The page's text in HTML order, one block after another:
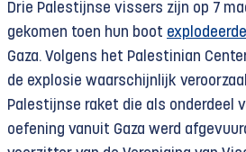
Drie Palestijnse vissers zijn op 7
gekomen toen hun boot explodeerde
Gaza. Volgens het Palestinian
de explosie waarschijnlijk
Palestijnse raket die als onderdeel
oefening vanuit Gaza werd